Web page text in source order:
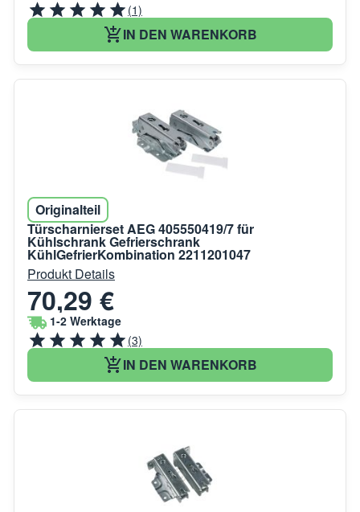
(1)
IN DEN WARENKORB
Originalteil
Türscharnierset AEG 405550419/7 für
Kühlschrank Gefrierschrank
KühlGefrierKombination 2211201047
Produkt Details
70,29 €
1-2 Werktage
(3)
IN DEN WARENKORB